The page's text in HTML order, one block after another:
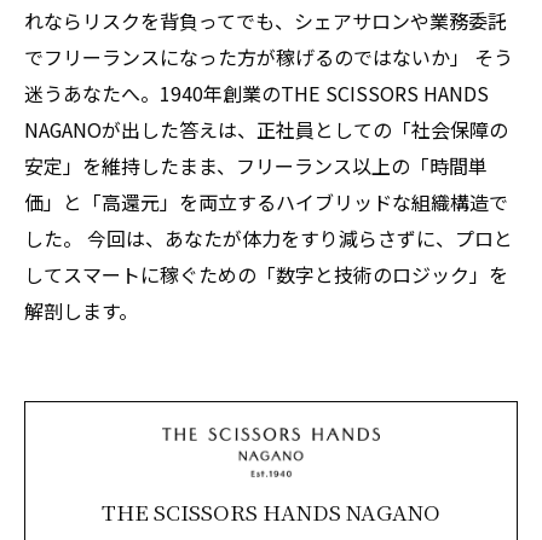
れならリスクを背負ってでも、シェアサロンや業務委託
でフリーランスになった方が稼げるのではないか」 そう
迷うあなたへ。1940年創業のTHE SCISSORS HANDS
NAGANOが出した答えは、正社員としての「社会保障の
安定」を維持したまま、フリーランス以上の「時間単
価」と「高還元」を両立するハイブリッドな組織構造で
した。 今回は、あなたが体力をすり減らさずに、プロと
してスマートに稼ぐための「数字と技術のロジック」を
解剖します。
THE SCISSORS HANDS NAGANO